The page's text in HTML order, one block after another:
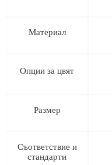
Материал
Опции за цвят
Размер
Съответствие и
стандарти